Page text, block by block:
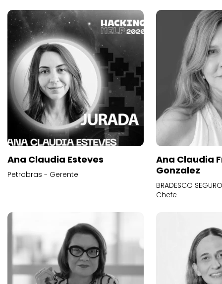
Ana Claudia Esteves
Petrobras - Gerente
Ana Claudia
Gonzalez
BRADESCO
Chefe